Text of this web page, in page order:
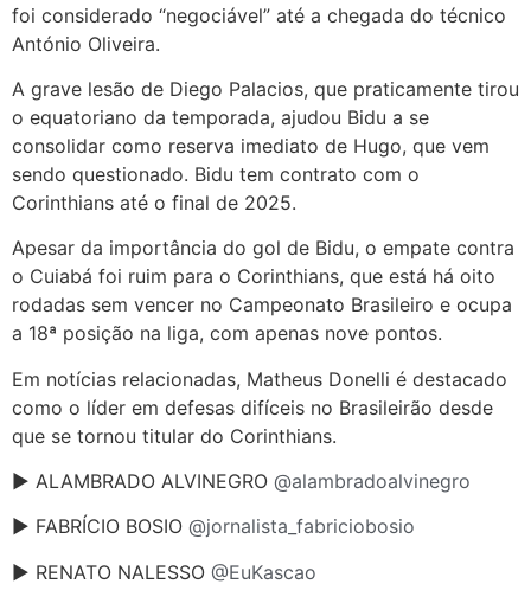
foi considerado “negociável” até a chegada do técnico
António Oliveira.
A grave lesão de Diego Palacios, que praticamente tirou
o equatoriano da temporada, ajudou Bidu a se
consolidar como reserva imediato de Hugo, que vem
sendo questionado. Bidu tem contrato com o
Corinthians até o final de 2025.
Apesar da importância do gol de Bidu, o empate contra
o Cuiabá foi ruim para o Corinthians, que está há oito
rodadas sem vencer no Campeonato Brasileiro e ocupa
a 18ª posição na liga, com apenas nove pontos.
Em notícias relacionadas, Matheus Donelli é destacado
como o líder em defesas difíceis no Brasileirão desde
que se tornou titular do Corinthians.
► ALAMBRADO ALVINEGRO @alambradoalvinegro
► FABRÍCIO BOSIO @jornalista_fabriciobosio
► RENATO NALESSO @EuKascao